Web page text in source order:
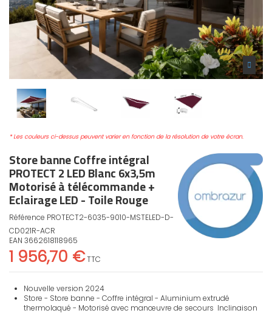
* Les couleurs ci-dessus peuvent varier en fonction de la résolution de votre écran.
Store banne Coffre intégral
PROTECT 2 LED Blanc 6x3,5m
Motorisé à télécommande +
Eclairage LED - Toile Rouge
Référence PROTECT2-6035-9010-MSTELED-D-
CD021R-ACR
EAN 3662618118965
1 956,70 €TTC
Nouvelle version 2024
Store - Store banne - Coffre intégral - Aluminium extrudé
thermolaqué - Motorisé avec manœuvre de secours Inclinaison